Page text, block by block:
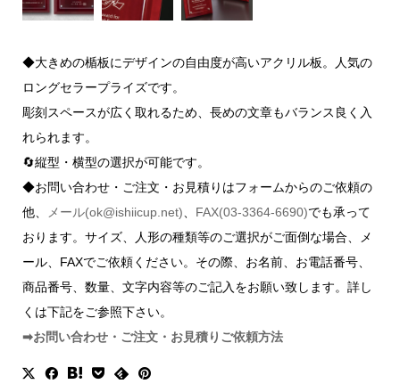
◆大きめの楯板にデザインの自由度が高いアクリル板。人気の
ロングセラープライズです。
彫刻スペースが広く取れるため、長めの文章もバランス良く入
れられます。
🔄縦型・横型の選択が可能です。
◆お問い合わせ・ご注文・お見積りはフォームからのご依頼の
他、
メール(ok@ishiicup.net) FAX(03-3364-6690)でも承って
おります。サイズ、人形の種類等のご選択がご面倒な場合、メ
ール、FAXでご依頼ください。その際、お名前、お電話番号、
商品番号、数量、文字内容等のご記入をお願い致します。詳し
くは下記をご参照下さい。
➡お問い合わせ・ご注文・お見積りご依頼方法